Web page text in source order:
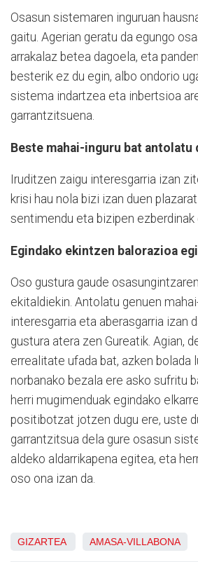
Osasun sistemaren inguruan
gaitu. Agerian geratu da egungo
arrakalaz betea dagoela, eta
besterik ez du egin, albo ondorio
sistema indartzea eta inbertsioa
garrantzitsuena.
Beste mahai-inguru bat antolatu
Iruditzen zaigu interesgarria izan
krisi hau nola bizi izan duen
sentimendu eta bizipen ezberdinak
Egindako ekintzen balorazioa
Oso gustura gaude
ekitaldiekin. Antolatu genuen
interesgarria eta aberasgarria izan
gustura atera zen Gureatik. Agian,
errealitate ufada bat, azken bolada
norbanako bezala ere asko sufritu
herri mugimenduak egindako
positibotzat jotzen dugu ere, uste
garrantzitsua dela gure osasun
aldeko aldarrikapena egitea, eta
oso ona izan da.
GIZARTEA AMASA-VILLABONA